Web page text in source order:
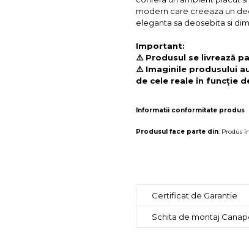
modern care creeaza un
eleganta sa deosebita si
Important:
⚠️ Produsul se livrează
⚠️ Imaginile produsului
de cele reale în funcție
Informatii conformitate produs
Produsul face parte din: Produs
Certificat de Garantie
Schita de montaj